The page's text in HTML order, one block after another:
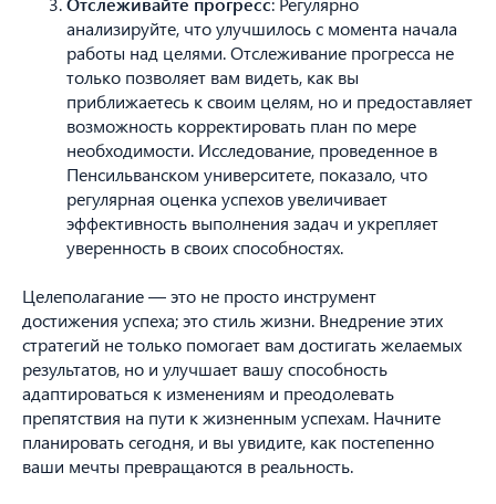
анализируйте, что улучшилось с момента начала
работы над целями. Отслеживание прогресса не
только позволяет вам видеть, как вы
приближаетесь к своим целям, но и предоставляет
возможность корректировать план по мере
необходимости. Исследование, проведенное в
Пенсильванском университете, показало, что
регулярная оценка успехов увеличивает
эффективность выполнения задач и укрепляет
уверенность в своих способностях.
Целеполагание — это не просто инструмент
достижения успеха; это стиль жизни. Внедрение этих
стратегий не только помогает вам достигать желаемых
результатов, но и улучшает вашу способность
адаптироваться к изменениям и преодолевать
препятствия на пути к жизненным успехам. Начните
планировать сегодня, и вы увидите, как постепенно
ваши мечты превращаются в реальность.
КОНТАКТЫ
Мы расскажем вам подробно
обо всех возможностях и условиях
+7
+7 (707) 259 09 54
WhatsApp